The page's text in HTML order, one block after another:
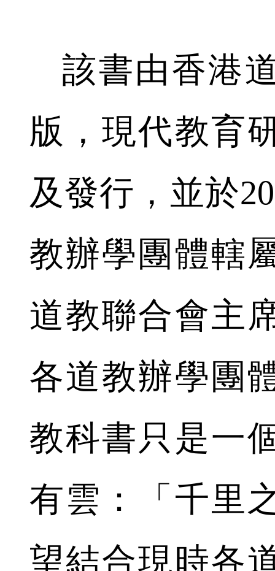
該書由香港
版，現代教育
及發行，並於
教辦學團體轄
道教聯合會主
各道教辦學團
教科書只是一
有雲：「千里
望結合現時各